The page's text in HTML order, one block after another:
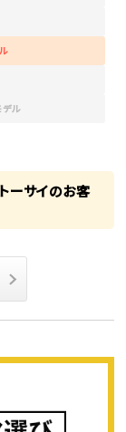
ル
ーサイのお客